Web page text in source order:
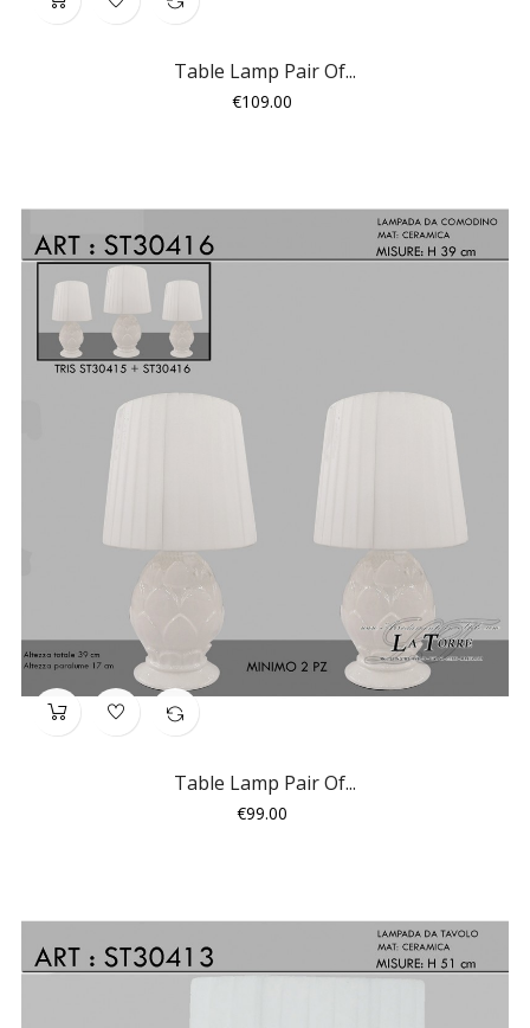
Table Lamp Pair Of...
Price
€109.00
Table Lamp Pair Of...
Price
€99.00